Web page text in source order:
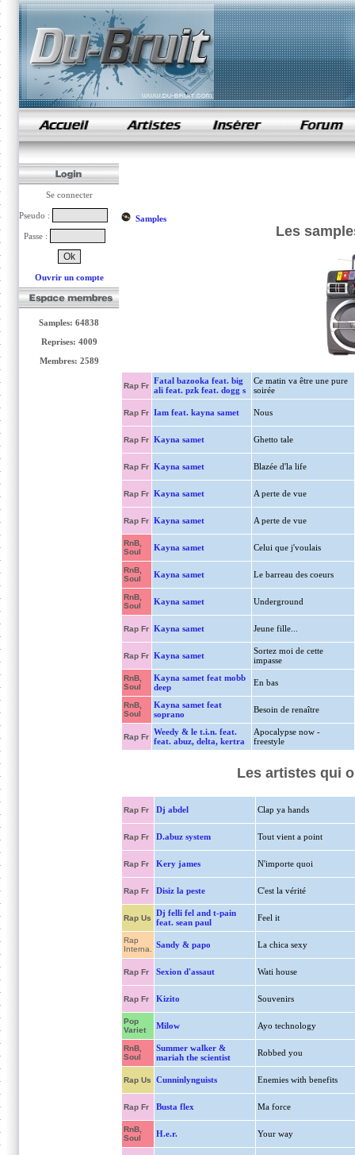
samples de rap
Se connecter
Pseudo :
Passe :
Ouvrir un compte
Samples: 64838
Reprises: 4009
Membres: 2589
Samples
Les
Rap Fr
Fatal bazooka feat. big
ali feat. pzk feat. dogg s
Ce matin va être une pure
soirée
Rap Fr Iam feat. kayna samet Nous
Rap Fr Kayna samet Ghetto tale
Rap Fr Kayna samet Blazée d'la life
Rap Fr Kayna samet A perte de vue
Rap Fr Kayna samet A perte de vue
RnB,
Soul
Kayna samet Celui que j'voulais
RnB,
Soul
Kayna samet Le barreau des coeurs
RnB,
Soul
Kayna samet Underground
Rap Fr Kayna samet Jeune fille...
Rap Fr Kayna samet
Sortez moi de cette
impasse
RnB,
Soul
Kayna samet feat mobb
deep
En bas
RnB,
Soul
Kayna samet feat
soprano
Besoin de renaître
Rap Fr
Weedy & le t.i.n. feat.
feat. abuz, delta, kertra
Apocalypse now -
freestyle
Les artistes qui
Rap Fr Dj abdel Clap ya hands
Rap Fr D.abuz system Tout vient a point
Rap Fr Kery james N'importe quoi
Rap Fr Disiz la peste C'est la vérité
Rap Us
Dj felli fel and t-pain
feat. sean paul
Feel it
Rap
Interna.
Sandy & papo La chica sexy
Rap Fr Sexion d'assaut Wati house
Rap Fr Kizito Souvenirs
Pop
Variet
Milow Ayo technology
RnB,
Soul
Summer walker &
mariah the scientist
Robbed you
Rap Us Cunninlynguists Enemies with benefits
Rap Fr Busta flex Ma force
RnB,
Soul
H.e.r. Your way